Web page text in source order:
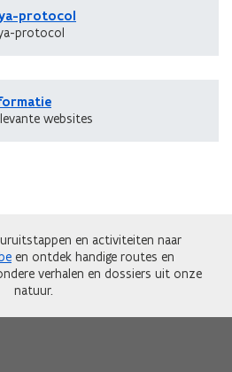
protocol
protocol
websites
en activiteiten naar
en ontdek handige routes en
verhalen en dossiers uit onze
natuur.